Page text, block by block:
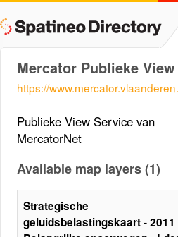
Mercator Publieke
https://
Publieke View Service van
MercatorNet
Available map layers (1)
Strategische
geluidsbelastingskaart - 2011